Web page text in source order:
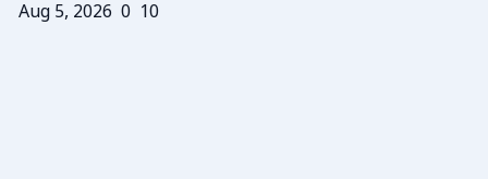
Aug 5, 2026 0 10